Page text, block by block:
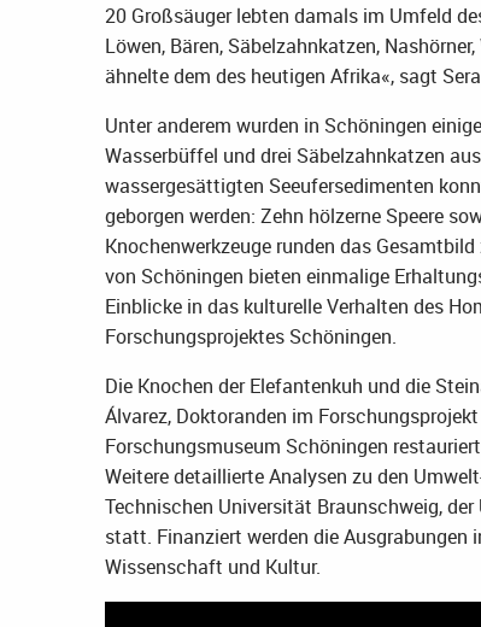
20 Großsäuger lebten damals im Umfeld
Löwen, Bären, Säbelzahnkatzen,
ähnelte dem des heutigen Afrika«, sagt
Unter anderem wurden in Schöningen
Wasserbüffel und drei Säbelzahnkatzen
wassergesättigten Seeufersedimenten
geborgen werden: Zehn hölzerne Speere
Knochenwerkzeuge runden das
von Schöningen bieten einmalige
Einblicke in das kulturelle Verhalten des
Forschungsprojektes Schöningen.
Die Knochen der Elefantenkuh und die
Álvarez, Doktoranden im
Forschungs­museum Schöningen
Weitere detaillierte Analysen zu den
Technischen Universität Braunschweig,
statt. Finanziert werden die
Wissenschaft und Kultur.